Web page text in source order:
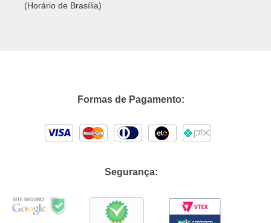
(Horário de Brasília)
Formas de Pagamento:
Segurança: